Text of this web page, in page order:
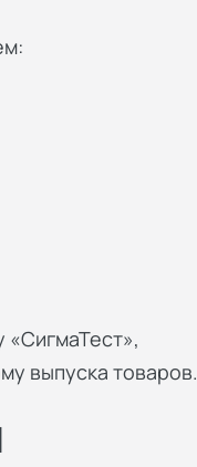
выпуска товаров.